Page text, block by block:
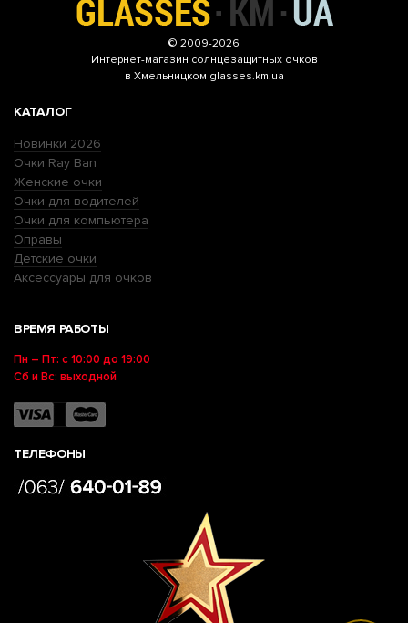
© 2009-2026
Интернет-магазин солнцезащитных очков
в Хмельницком glasses.km.ua
КАТАЛОГ
Новинки 2026
Очки Ray Ban
Женские очки
Очки для водителей
Очки для компьютера
Оправы
Детские очки
Аксессуары для очков
ВРЕМЯ РАБОТЫ
Пн – Пт: с 10:00 до 19:00
Сб и Вс: выходной
ТЕЛЕФОНЫ